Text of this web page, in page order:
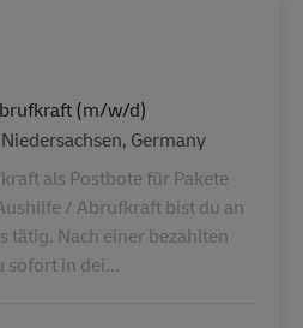
(m/w/d)
Germany
als Postbote für Pakete
/ Abrufkraft bist du an
tätig. Nach einer bezahlten
sofort in dei...